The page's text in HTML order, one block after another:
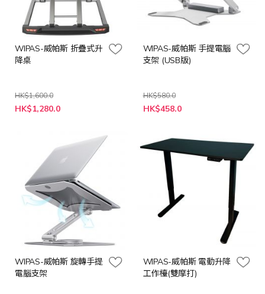
WIPAS-威帕斯 折疊式升
降桌
HK$1,600.0
特
殊
HK$1,280.0
WIPAS-威帕斯 手提電腦
支架 (USB版)
HK$580.0
特
殊
HK$458.0
WIPAS-威帕斯 旋轉手提
電腦支架
WIPAS-威帕斯 電動升降
工作檯(雙摩打)